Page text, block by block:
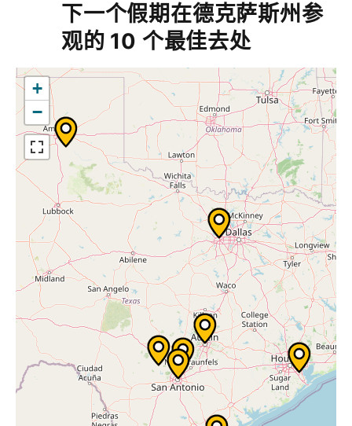
下一个假期在德克萨斯州参
观的 10 个最佳去处
+
−